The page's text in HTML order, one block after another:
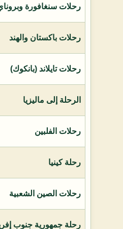
رحلات سنغافورة
رحلات باكستان والهند
رحلات تايلاند (بانكوك)
الرحلة إلى ماليزيا
رحلات الفلبين
رحلة كينيا
رحلات الصين الشعبية
رحلة جمهورية جنوب